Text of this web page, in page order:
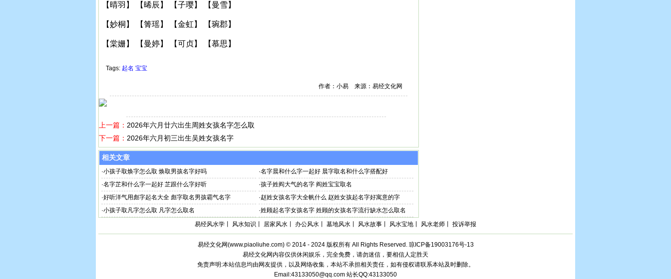
【晴羽】 【晞辰】 【子璎】 【曼雪】
【妙桐】 【箐瑶】 【金虹】 【琬郡】
【棠姗】 【曼婷】 【可贞】 【慕思】
Tags: 起名 宝宝
作者：小易 来源：易经文化网
上一篇： 2026年六月廿六出生周姓女孩名字怎么取
下一篇： 2026年六月初三出生吴姓女孩名字
相关文章
·小孩子取焕字怎么取 焕取男孩名字好吗 ·名字晨和什么字一起好 晨字取名和什么字搭配好
·名字芷和什么字一起好 芷跟什么字好听 ·孩子姓阎大气的名字 阎姓宝宝取名
·好听洋气用彪字起名大全 彪字取名男孩霸气名字 ·赵姓女孩名字大全帆什么 赵姓女孩起名字好寓意的字
·小孩子取凡字怎么取 凡字怎么取名 ·姓顾起名字女孩名字 姓顾的女孩名字流行缺水怎么取名
易经风水学 风水知识 居家风水 办公风水 墓地风水 风水故事 风水宝地 风水老师 投诉举报
易经文化网(www.piaoliuhe.com) © 2014 - 2024 版权所有 All Rights Reserved. 琼ICP备19003176号-13
易经文化网内容仅供休闲娱乐，完全免费，请勿迷信，要相信人定胜天
免责声明:本站信息均由网友提供，以及网络收集，本站不承担相关责任，如有侵权请联系本站及时删除。
Email:43133050@qq.com 站长QQ:43133050